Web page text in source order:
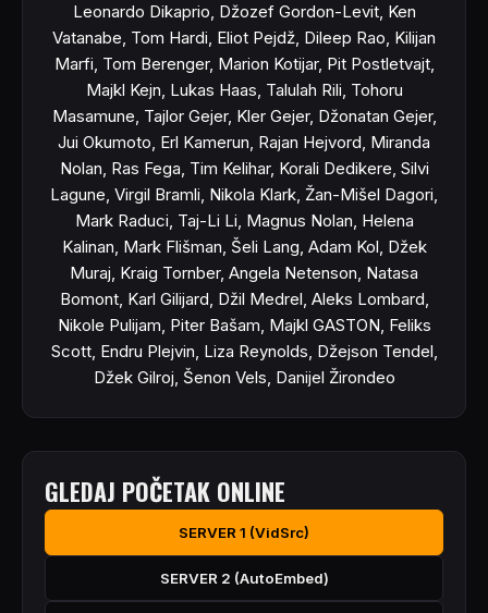
Leonardo Dikaprio, Džozef Gordon-Levit, Ken
Vatanabe, Tom Hardi, Eliot Pejdž, Dileep Rao, Kilijan
Marfi, Tom Berenger, Marion Kotijar, Pit Postletvajt,
Majkl Kejn, Lukas Haas, Talulah Rili, Tohoru
Masamune, Tajlor Gejer, Kler Gejer, Džonatan Gejer,
Jui Okumoto, Erl Kamerun, Rajan Hejvord, Miranda
Nolan, Ras Fega, Tim Kelihar, Korali Dedikere, Silvi
Lagune, Virgil Bramli, Nikola Klark, Žan-Mišel Dagori,
Mark Raduci, Taj-Li Li, Magnus Nolan, Helena
Kalinan, Mark Flišman, Šeli Lang, Adam Kol, Džek
Muraj, Kraig Tornber, Angela Netenson, Natasa
Bomont, Karl Gilijard, Džil Medrel, Aleks Lombard,
Nikole Pulijam, Piter Bašam, Majkl GASTON, Feliks
Scott, Endru Plejvin, Liza Reynolds, Džejson Tendel,
Džek Gilroj, Šenon Vels, Danijel Žirondeo
GLEDAJ POČETAK ONLINE
SERVER 1 (VidSrc)
SERVER 2 (AutoEmbed)